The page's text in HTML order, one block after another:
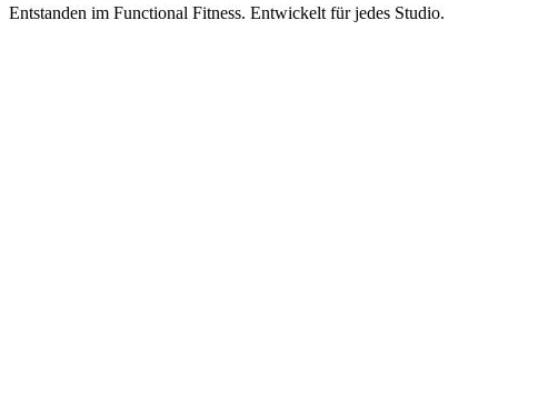
Entstanden im Functional Fitness. Entwickelt für jedes Studio.